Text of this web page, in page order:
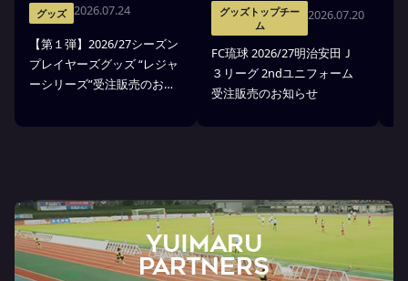
グッズ 2026.07.24
【第１弾】2026/27シーズン
プレイヤーズグッズ “レジャ
ーシリーズ”受注販売のお知
グッズトップチー
ム
2026.07.20
FC琉球 2026/27明治安田Ｊ
３リーグ 2ndユニフォーム
受注販売のお知らせ
YUIMARU
Partners